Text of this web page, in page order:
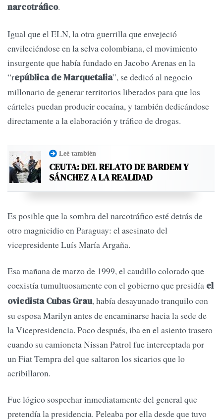
narcotráfico.
Igual que el ELN, la otra guerrilla que envejeció
envileciéndose en la selva colombiana, el movimiento
insurgente que había fundado en Jacobo Arenas en la
“república de Marquetalia”, se dedicó al negocio
millonario de generar territorios liberados para que los
cárteles puedan producir cocaína, y también dedicándose
directamente a la elaboración y tráfico de drogas.
Leé también
CEUTA: DEL RELATO DE BARDEM Y
SÁNCHEZ A LA REALIDAD
Es posible que la sombra del narcotráfico esté detrás de
otro magnicidio en Paraguay: el asesinato del
vicepresidente Luís María Argaña.
Esa mañana de marzo de 1999, el caudillo colorado que
coexistía tumultuosamente con el gobierno que presidía el
oviedista Cubas Grau, había desayunado tranquilo con
su esposa Marilyn antes de encaminarse hacia la sede de
la Vicepresidencia. Poco después, iba en el asiento trasero
cuando su camioneta Nissan Patrol fue interceptada por
un Fiat Tempra del que saltaron los sicarios que lo
acribillaron.
Fue lógico sospechar inmediatamente del general que
pretendía la presidencia. Peleaba por ella desde que tuvo